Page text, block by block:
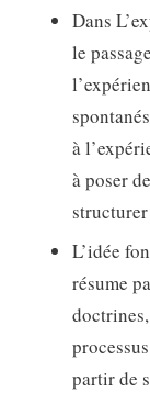
Dans
le
à
à poser
L’idée
résume
partir de